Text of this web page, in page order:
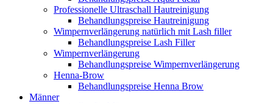
Professionelle Ultraschall Hautreinigung
Behandlungspreise Hautreinigung
Wimpernverlängerung natürlich mit Lash filler
Behandlungspreise Lash Filler
Wimpernverlängerung
Behandlungspreise Wimpernverlängerung
Henna-Brow
Behandlungspreise Henna Brow
Männer